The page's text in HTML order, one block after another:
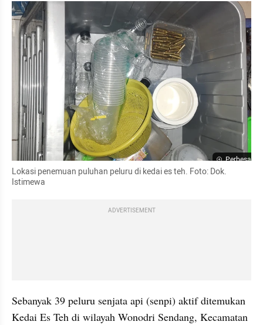
Perbesar
Lokasi penemuan puluhan peluru di kedai es teh. Foto: Dok.
Istimewa
ADVERTISEMENT
Sebanyak 39 peluru senjata api (senpi) aktif ditemukan
Kedai Es Teh di wilayah Wonodri Sendang, Kecamatan